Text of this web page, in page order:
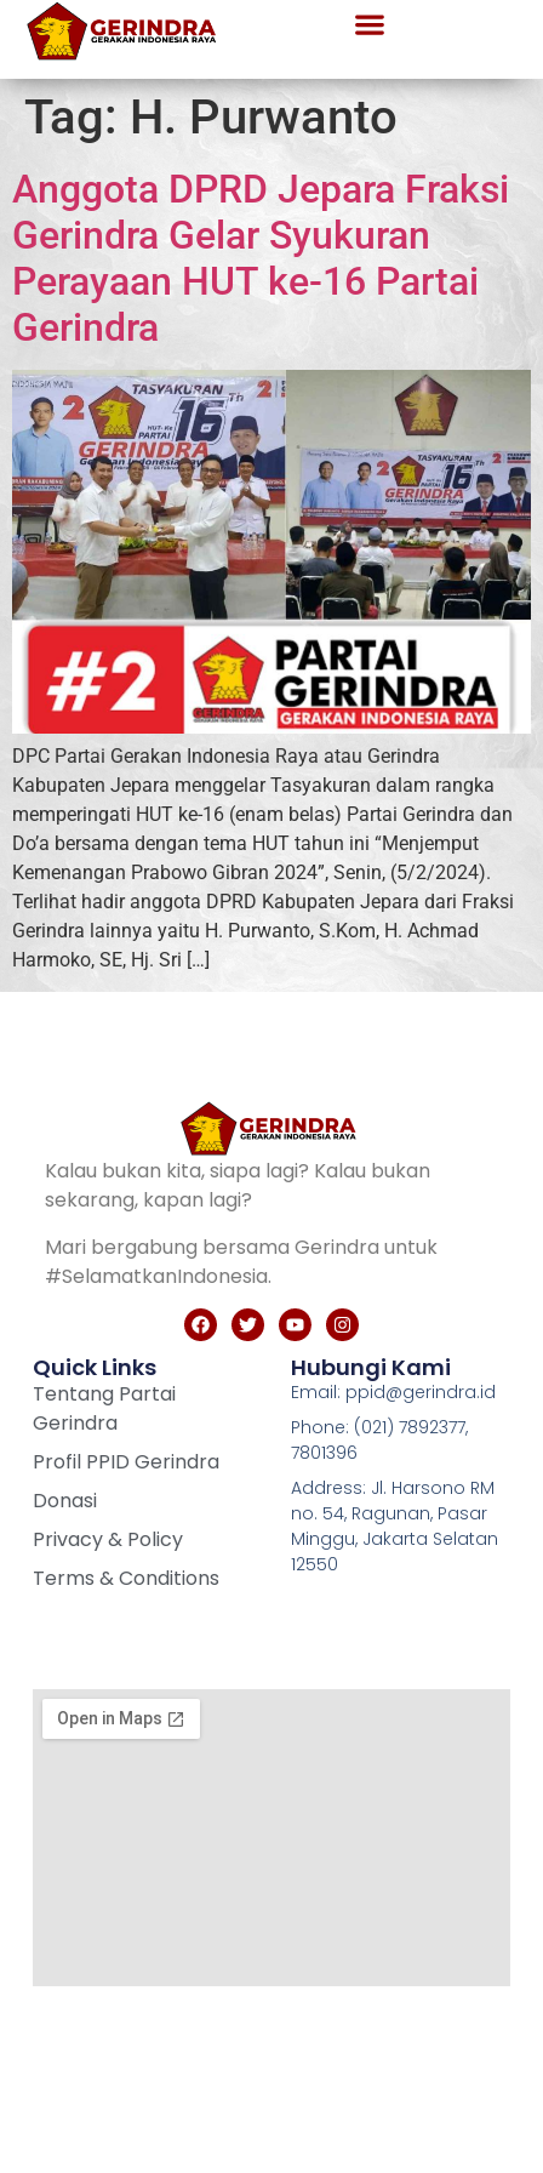
Tag: H. Purwanto
Anggota DPRD Jepara Fraksi
Gerindra Gelar Syukuran
Perayaan HUT ke-16 Partai
Gerindra
DPC Partai Gerakan Indonesia Raya atau Gerindra
Kabupaten Jepara menggelar Tasyakuran dalam rangka
memperingati HUT ke-16 (enam belas) Partai Gerindra dan
Do’a bersama dengan tema HUT tahun ini “Menjemput
Kemenangan Prabowo Gibran 2024”, Senin, (5/2/2024).
Terlihat hadir anggota DPRD Kabupaten Jepara dari Fraksi
Gerindra lainnya yaitu H. Purwanto, S.Kom, H. Achmad
Harmoko, SE, Hj. Sri […]
Kalau bukan kita, siapa lagi? Kalau bukan
sekarang, kapan lagi?
Mari bergabung bersama Gerindra untuk
#SelamatkanIndonesia.
Quick Links
Tentang Partai
Gerindra
Profil PPID Gerindra
Donasi
Privacy & Policy
Terms & Conditions
Hubungi Kami
Email: ppid@gerindra.id
Phone: (021) 7892377,
7801396
Address: Jl. Harsono RM
no. 54, Ragunan, Pasar
Minggu, Jakarta Selatan
12550